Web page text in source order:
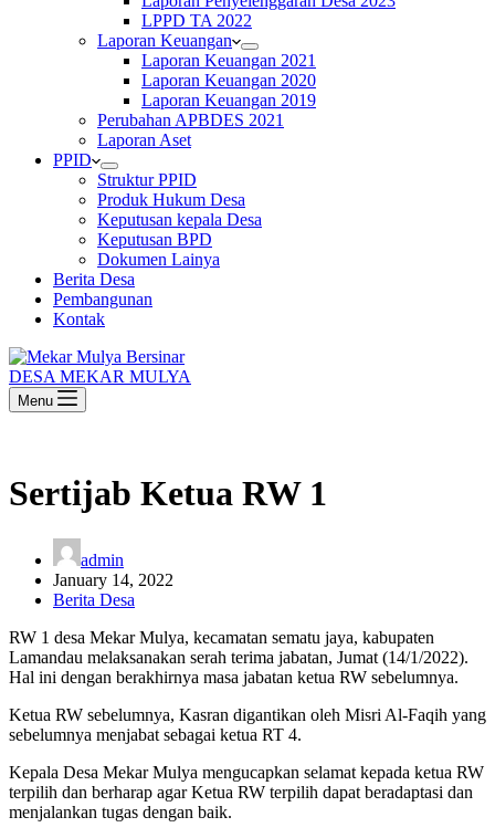
LPPD TA 2022
Laporan Keuangan
Laporan Keuangan 2021
Laporan Keuangan 2020
Laporan Keuangan 2019
Perubahan APBDES 2021
Laporan Aset
PPID
Struktur PPID
Produk Hukum Desa
Keputusan kepala Desa
Keputusan BPD
Dokumen Lainya
Berita Desa
Pembangunan
Kontak
DESA MEKAR MULYA
Menu
Sertijab Ketua RW 1
admin
January 14, 2022
Berita Desa
RW 1 desa Mekar Mulya, kecamatan sematu jaya, kabupaten
Lamandau melaksanakan serah terima jabatan, Jumat (14/1/2022).
Hal ini dengan berakhirnya masa jabatan ketua RW sebelumnya.
Ketua RW sebelumnya, Kasran digantikan oleh Misri Al-Faqih yang
sebelumnya menjabat sebagai ketua RT 4.
Kepala Desa Mekar Mulya mengucapkan selamat kepada ketua RW
terpilih dan berharap agar Ketua RW terpilih dapat beradaptasi dan
menjalankan tugas dengan baik.